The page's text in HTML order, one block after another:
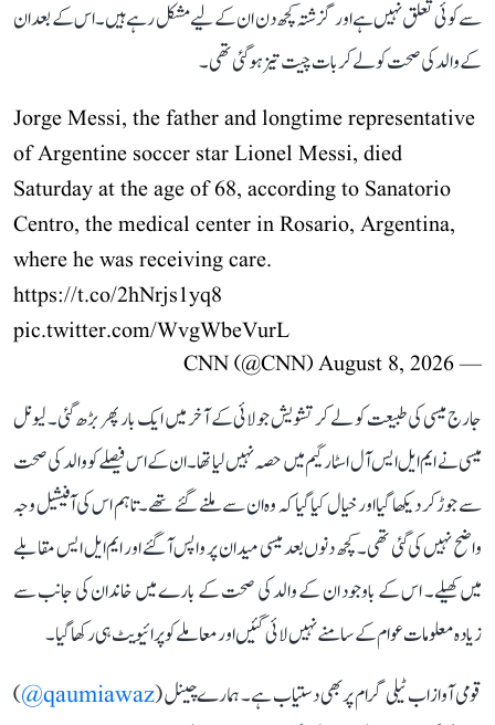
سے کوئی تعلق نہیں ہے اور گزشتہ کچھ دن ان کے لیے مشکل رہے ہیں۔ اس کے بعد ان
کے والد کی صحت کو لے کر بات چیت تیز ہو گئی تھی۔
Jorge Messi, the father and longtime representative
of Argentine soccer star Lionel Messi, died
Saturday at the age of 68, according to Sanatorio
Centro, the medical center in Rosario, Argentina,
where he was receiving care.
https://t.co/2hNrjs1yq8
pic.twitter.com/WvgWbeVurL
— CNN (@CNN)
August 8, 2026
جارج میسی کی طبیعت کو لے کر تشویش جولائی کے آخر میں ایک بار پھر بڑھ گئی۔ لیونل
میسی نے ایم ایل ایس آل اسٹار گیم میں حصہ نہیں لیا تھا۔ ان کے اس فیصلے کو والد کی صحت
سے جوڑ کر دیکھا گیا اور خیال کیا گیا کہ وہ ان سے ملنے گئے تھے۔ تاہم اس کی آفیشیل وجہ
واضح نہیں کی گئی تھی۔ کچھ دنوں بعد میسی میدان پر واپس آ گئے اور ایم ایل ایس مقابلے
میں کھیلے۔ اس کے باوجود ان کے والد کی صحت کے بارے میں خاندان کی جانب سے
زیادہ معلومات عوام کے سامنے نہیں لائی گئیں اور معاملے کو پرائیویٹ ہی رکھا گیا۔
قومی آواز اب ٹیلی گرام پر بھی دستیاب ہے۔ ہمارے چینل (qaumiawaz@
)